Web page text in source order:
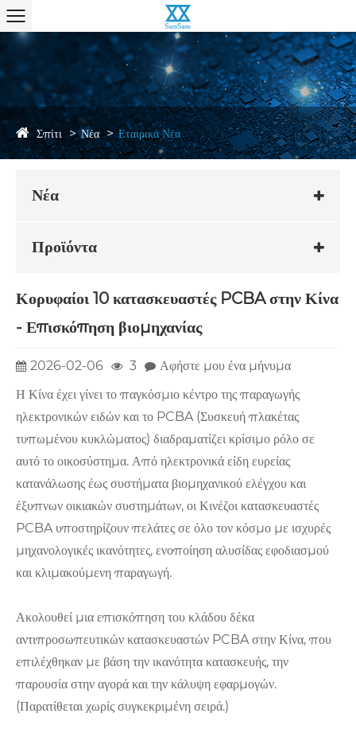
Σπίτι Νέα Εταιρικά Νέα
Νέα
Προϊόντα
Κορυφαίοι 10 κατασκευαστές PCBA στην Κίνα
- Επισκόπηση βιομηχανίας
2026-02-06 3
Αφήστε μου ένα μήνυμα
Η Κίνα έχει γίνει το παγκόσμιο κέντρο της παραγωγής
ηλεκτρονικών ειδών και το PCBA (Συσκευή πλακέτας
τυπωμένου κυκλώματος) διαδραματίζει κρίσιμο ρόλο σε
αυτό το οικοσύστημα. Από ηλεκτρονικά είδη ευρείας
κατανάλωσης έως συστήματα βιομηχανικού ελέγχου και
έξυπνων οικιακών συστημάτων, οι Κινέζοι κατασκευαστές
PCBA υποστηρίζουν πελάτες σε όλο τον κόσμο με ισχυρές
μηχανολογικές ικανότητες, ενοποίηση αλυσίδας εφοδιασμού
και κλιμακούμενη παραγωγή.
Ακολουθεί μια επισκόπηση του κλάδου δέκα
αντιπροσωπευτικών κατασκευαστών PCBA στην Κίνα, που
επιλέχθηκαν με βάση την ικανότητα κατασκευής, την
παρουσία στην αγορά και την κάλυψη εφαρμογών.
(Παρατίθεται χωρίς συγκεκριμένη σειρά.)